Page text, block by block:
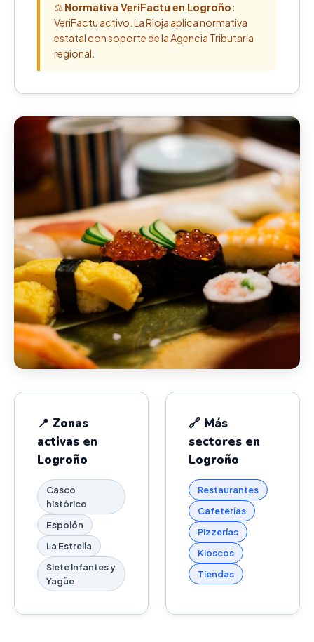
⚖️ Normativa VeriFactu en Logroño:
VeriFactu activo. La Rioja aplica normativa
estatal con soporte de la Agencia Tributaria
regional.
📍 Zonas
activas en
Logroño
Casco
histórico
Espolón
La Estrella
Siete Infantes y
Yagüe
🔗 Más
sectores en
Logroño
Restaurantes
Cafeterías
Pizzerías
Kioscos
Tiendas